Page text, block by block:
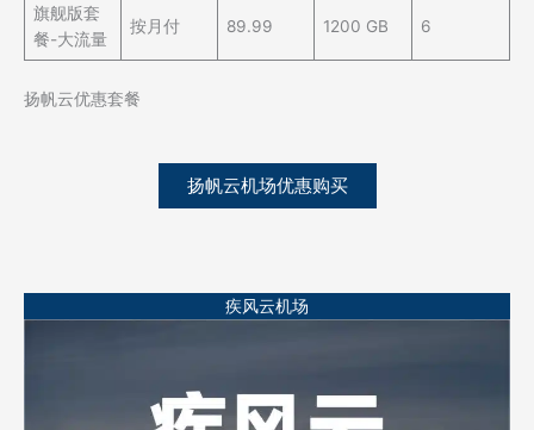
旗舰版套
餐-大流量
按月付 89.99 1200 GB 6
扬帆云优惠套餐
扬帆云机场优惠购买
疾风云机场